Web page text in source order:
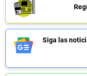
Siga las